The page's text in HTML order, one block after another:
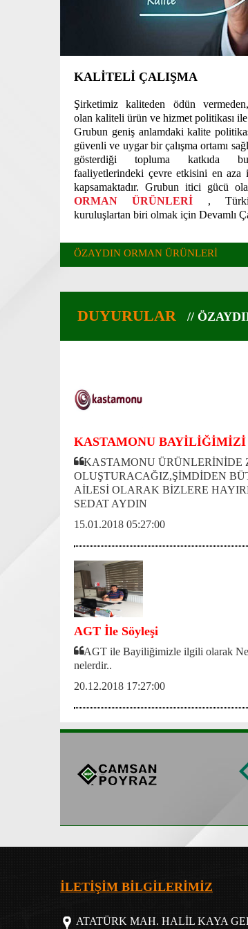
KALİTELİ ÇALIŞMA
Şirketimiz kaliteden ödün
olan kaliteli ürün ve hizmet politikası ile
Grubun geniş anlamdaki kalite
güvenli ve uygar bir çalışma ortamı
gösterdiği topluma katkıda
faaliyetlerindeki çevre etkisini en aza
kapsamaktadır. Grubun itici gücü
ORMAN ÜRÜNLERİ ,
kuruluşlartan biri olmak için Devamlı
ÖZAYDIN ORMAN ÜRÜNLERİ
DUYURULAR //
KASTAMONU
KASTAMONU
OLUŞTURACAĞIZ,ŞİMDİDEN
AİLESİ OLARAK BİZLERE
SEDAT AYDIN
15.01.2018 05:27:00
AGT İle Söyleşi
AGT ile Bayiliğimizle ilgili olarak
nelerdir..
20.12.2018 17:27:00
İLETİŞİM BİLGİLERİMİZ
ATATÜRK MAH. HALİL KAYA